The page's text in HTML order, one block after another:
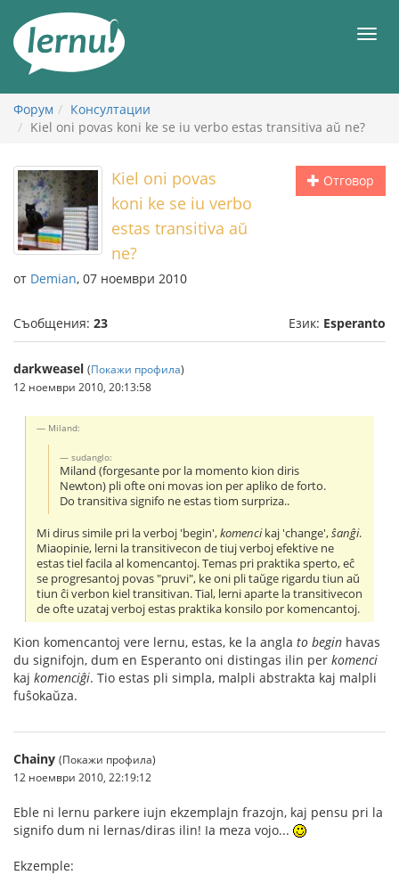
съдържанието
Форум
Консултации
Kiel oni povas koni ke se iu verbo estas transitiva aŭ ne?
Отговор
Kiel oni povas
koni ke se iu verbo
estas transitiva aŭ
ne?
от Demian, 07 ноември 2010
Съобщения: 23 Език: Esperanto
darkweasel (Покажи профила)
12 ноември 2010, 20:13:58
Miland:
sudanglo:
Miland (forgesante por la momento kion diris
Newton) pli ofte oni movas ion per apliko de forto.
Do transitiva signifo ne estas tiom surpriza..
Mi dirus simile pri la verboj 'begin',komencikaj 'change',ŝanĝi.
Miaopinie, lerni la transitivecon de tiuj verboj efektive ne
estas tiel facila al komencantoj. Temas pri praktika sperto, eĉ
se progresantoj povas "pruvi", ke oni pli taŭge rigardu tiun aŭ
tiun ĉi verbon kiel transitivan. Tial, lerni aparte la transitivecon
de ofte uzataj verboj estas praktika konsilo por komencantoj.
Kion komencantoj vere lernu, estas, ke la angla to begin havas
du signifojn, dum en Esperanto oni distingas ilin per komenci
kaj komenciĝi. Tio estas pli simpla, malpli abstrakta kaj malpli
fuŝokaŭza.
Chainy (Покажи профила)
12 ноември 2010, 22:19:12
Eble ni lernu parkere iujn ekzemplajn frazojn, kaj pensu pri la
signifo dum ni lernas/diras ilin! Ia meza vojo...
Ekzemple: